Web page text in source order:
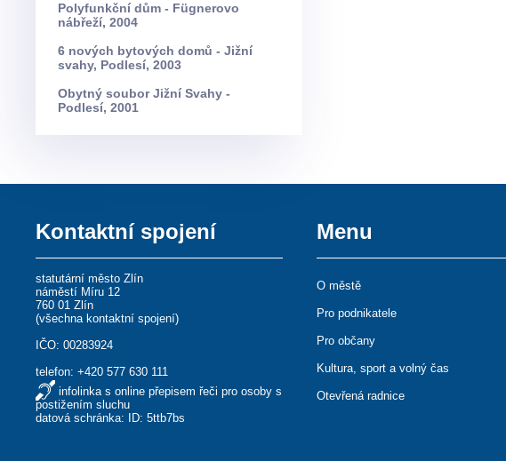
Polyfunkční dům - Fügnerovo
nábřeží, 2004
6 nových bytových domů - Jižní
svahy, Podlesí, 2003
Obytný soubor Jižní Svahy -
Podlesí, 2001
Kontaktní spojení
statutární město Zlín
náměstí Míru 12
760 01 Zlín
(všechna kontaktní spojení)
IČO: 00283924
telefon:+420 577 630 111
infolinka s online přepisem řeči pro osoby s
postižením sluchu
datová schránka: ID: 5ttb7bs
Menu
O městě
Pro podnikatele
Pro občany
Kultura, sport a volný čas
Otevřená radnice